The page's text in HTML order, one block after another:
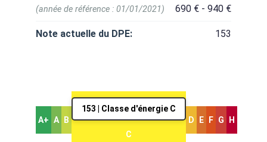
690 € - 940 €
(année de référence : 01/01/2021)
Note actuelle du DPE: 153
A+ A B
153 | Classe d'énergie C
C
D E F G H